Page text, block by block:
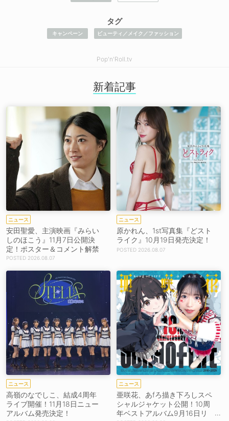
タグ
キャンペーン ビューティ／メイク／ファッション
Pop'n'Roll.tv
新着記事
ニュース
安田聖愛、主演映画『みらい
しのほこう』11月7日公開決
定！ポスター＆コメント解禁
2026.08.07
ニュース
原かれん、1st写真集『どスト
ライク』10月19日発売決定！
2026.08.07
ニュース
高嶺のなでしこ、結成4周年
ライブ開催！11月18日ニュー
アルバム発売決定！
ニュース
亜咲花、あfろ描き下ろしスペ
シャルジャケット公開！10周
年ベストアルバム9月16日リ